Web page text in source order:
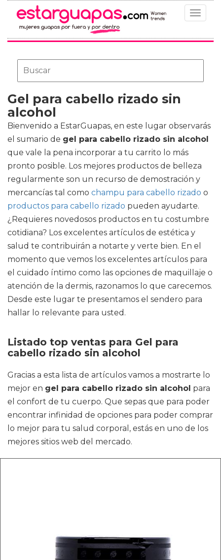
Toggle
Gel para cabello rizado sin
alcohol
Bienvenido a EstarGuapas, en este lugar observarás
el sumario de gel para cabello rizado sin alcohol
que vale la pena incorporar a tu carrito lo más
pronto posible. Los mejores productos de belleza
regularmente son un recurso de demostración y
mercancías tal como champu para cabello rizado o
productos para cabello rizado pueden ayudarte.
¿Requieres novedosos productos en tu costumbre
cotidiana? Los excelentes artículos de estética y
salud te contribuirán a notarte y verte bien. En el
momento que vemos los excelentes artículos para
el cuidado íntimo como las opciones de maquillaje o
atención de la dermis, razonamos lo que carecemos.
Desde este lugar te presentamos el sendero para
hallar lo relevante para usted.
Listado top ventas para Gel para
cabello rizado sin alcohol
Gracias a esta lista de artículos vamos a mostrarte lo
mejor en gel para cabello rizado sin alcohol para
el confort de tu cuerpo. Que sepas que para poder
encontrar infinidad de opciones para poder comprar
lo mejor para tu salud corporal, estás en uno de los
mejores sitios web del mercado.